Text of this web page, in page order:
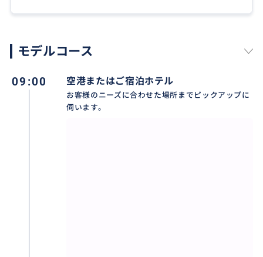
モデルコース
09:00 空港またはご宿泊ホテル
お客様のニーズに合わせた場所までピックアップに
伺います。